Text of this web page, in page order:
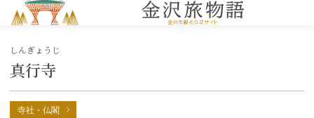
真行寺
しんぎょうじ
寺社・仏閣